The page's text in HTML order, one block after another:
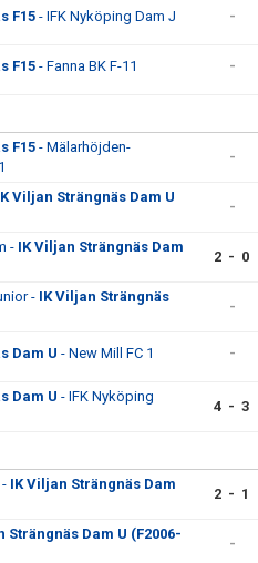
F15 - IFK Nyköping Dam J -
F15 - Fanna BK F-11 -
F15 - Mälarhöjden-
-
Viljan Strängnäs Dam U
-
- IK Viljan Strängnäs Dam
2 - 0
- IK Viljan Strängnäs
-
Dam U - New Mill FC 1 -
Dam U - IFK Nyköping
4 - 3
IK Viljan Strängnäs Dam
2 - 1
Strängnäs Dam U (F2006-
-